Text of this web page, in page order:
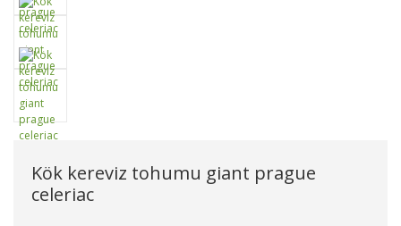
Kök kereviz tohumu giant prague
celeriac